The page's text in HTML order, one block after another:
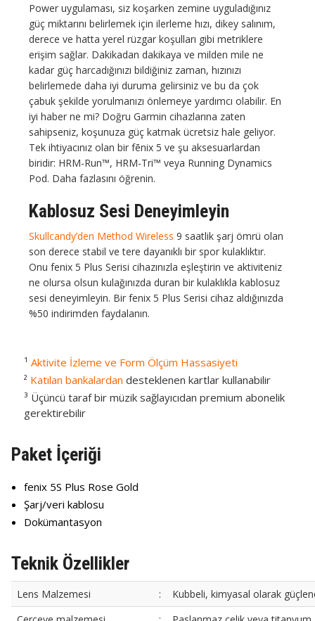
Power uygulaması, siz koşarken zemine uyguladığınız
güç miktarını belirlemek için ilerleme hızı, dikey salınım,
derece ve hatta yerel rüzgar koşulları gibi metriklere
erişim sağlar. Dakikadan dakikaya ve milden mile ne
kadar güç harcadığınızı bildiğiniz zaman, hızınızı
belirlemede daha iyi duruma gelirsiniz ve bu da çok
çabuk şekilde yorulmanızı önlemeye yardımcı olabilir. En
iyi haber ne mi? Doğru Garmin cihazlarına zaten
sahipseniz, koşunuza güç katmak ücretsiz hale geliyor.
Tek ihtiyacınız olan bir fēnix 5 ve şu aksesuarlardan
biridir: HRM-Run™, HRM-Tri™ veya Running Dynamics
Pod. Daha fazlasını öğrenin.
Kablosuz Sesi Deneyimleyin
Skullcandy’den Method Wireless 9 saatlik şarj ömrü olan
son derece stabil ve tere dayanıklı bir spor kulaklıktır.
Onu fenix 5 Plus Serisi cihazınızla eşleştirin ve aktiviteniz
ne olursa olsun kulağınızda duran bir kulaklıkla kablosuz
sesi deneyimleyin. Bir fenix 5 Plus Serisi cihaz aldığınızda
%50 indirimden faydalanın.
¹ Aktivite İzleme ve Form Ölçüm Hassasiyeti
² Katılan bankalardan desteklenen kartlar kullanabilir
³ Üçüncü taraf bir müzik sağlayıcıdan premium abonelik
gerektirebilir
Paket İçeriği
fenix 5S Plus Rose Gold
Şarj/veri kablosu
Dokümantasyon
Teknik Özellikler
Lens Malzemesi :
Kubbeli, kimyasal olarak